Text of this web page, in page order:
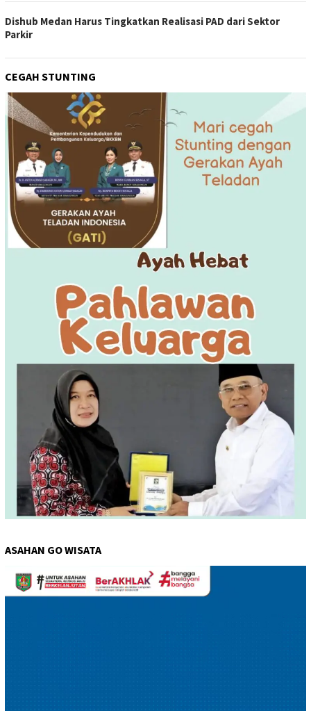
Dishub Medan Harus Tingkatkan Realisasi PAD dari Sektor
Parkir
CEGAH STUNTING
ASAHAN GO WISATA
Pemutar
Video